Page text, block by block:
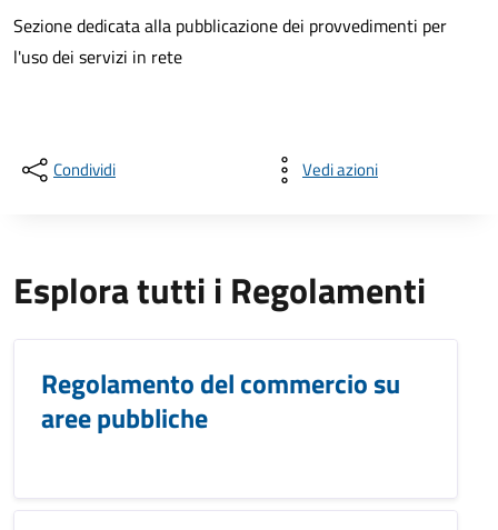
Sezione dedicata alla pubblicazione dei provvedimenti per
l'uso dei servizi in rete
Condividi Vedi azioni
Esplora tutti i Regolamenti
Regolamento del commercio su
aree pubbliche